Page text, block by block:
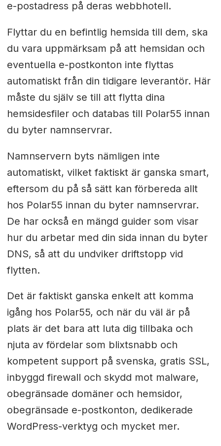
e-postadress på deras webbhotell.
Flyttar du en befintlig hemsida till dem, ska
du vara uppmärksam på att hemsidan och
eventuella e-postkonton inte flyttas
automatiskt från din tidigare leverantör. Här
måste du själv se till att flytta dina
hemsidesfiler och databas till Polar55 innan
du byter namnservrar.
Namnservern byts nämligen inte
automatiskt, vilket faktiskt är ganska smart,
eftersom du på så sätt kan förbereda allt
hos Polar55 innan du byter namnservrar.
De har också en mängd guider som visar
hur du arbetar med din sida innan du byter
DNS, så att du undviker driftstopp vid
flytten.
Det är faktiskt ganska enkelt att komma
igång hos Polar55, och när du väl är på
plats är det bara att luta dig tillbaka och
njuta av fördelar som blixtsnabb och
kompetent support på svenska, gratis SSL,
inbyggd firewall och skydd mot malware,
obegränsade domäner och hemsidor,
obegränsade e-postkonton, dedikerade
WordPress-verktyg och mycket mer.